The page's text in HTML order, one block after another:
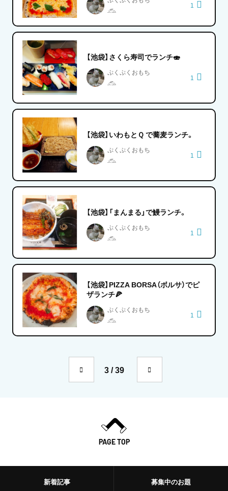
𓃹
1
【池袋】さくら寿司でランチ🍣
ぷくぷくおもち
𓃹
1
【池袋】いわもとＱ で蕎麦ランチ。
ぷくぷくおもち
𓃹
1
【池袋】「まんまる」で鰻ランチ。
ぷくぷくおもち
𓃹
1
【池袋】PIZZA BORSA（ボルサ）でピ
ザランチ🍕
ぷくぷくおもち
𓃹
1
3 / 39
PAGE TOP
新着記事 募集中のお題